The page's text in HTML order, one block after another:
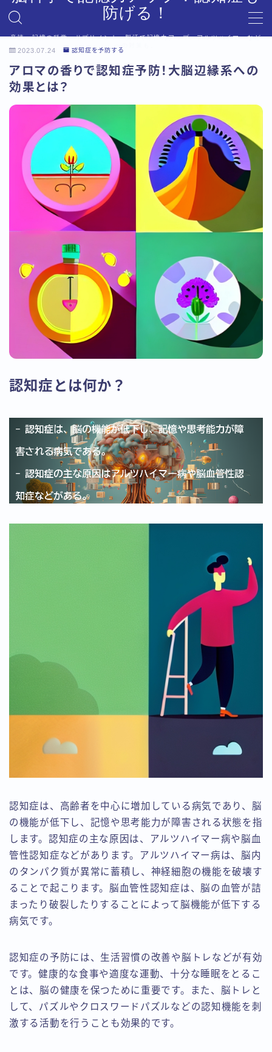
防げる！
音読、記憶の科学、サプリメント、脳活で記憶力アップ。アルツハイマーなど
プライバシーポリシー
利用規約／特定商取引法に基づく表記
利用規約／特定商取引法に基づく表記
有料記事の決済完了ページ
有料記事の決済完了ページ
運営者情報
2023.07.24 認知症を予防する
アロマの香りで認知症予防！大脳辺縁系への
効果とは？
認知症とは何か？
認知症は、高齢者を中心に増加している病気であり、脳
の機能が低下し、記憶や思考能力が障害される状態を指
します。認知症の主な原因は、アルツハイマー病や脳血
管性認知症などがあります。アルツハイマー病は、脳内
のタンパク質が異常に蓄積し、神経細胞の機能を破壊す
ることで起こります。脳血管性認知症は、脳の血管が詰
まったり破裂したりすることによって脳機能が低下する
病気です。
認知症の予防には、生活習慣の改善や脳トレなどが有効
です。健康的な食事や適度な運動、十分な睡眠をとるこ
とは、脳の健康を保つために重要です。また、脳トレと
して、パズルやクロスワードパズルなどの認知機能を刺
激する活動を行うことも効果的です。